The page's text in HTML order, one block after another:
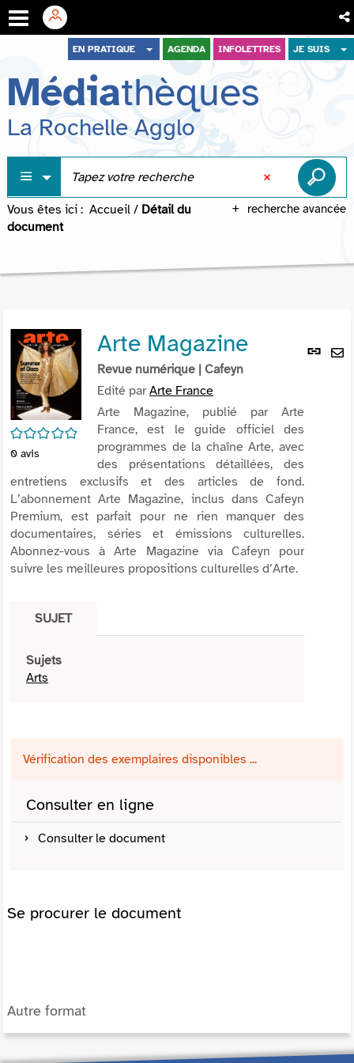
menu
contenu
recherche
EN PRATIQUE AGENDA INFOLETTRES JE SUIS
Médiathèques
La Rochelle Agglo
recherche avancée
Vous êtes ici : Accueil / Détail du
document
Lien
/5
0 avis
Arte Magazine
Revue numérique | Cafeyn
Edité parArte France
Arte Magazine, publié par Arte
France, est le guide officiel des
programmes de la chaîne Arte, avec
des présentations détaillées, des
entretiens exclusifs et des articles de fond.
L’abonnement Arte Magazine, inclus dans Cafeyn
Premium, est parfait pour ne rien manquer des
documentaires, séries et émissions culturelles.
Abonnez-vous à Arte Magazine via Cafeyn pour
suivre les meilleures propositions culturelles d’Arte.
SUJET
Sujets
Arts
Vérification des exemplaires disponibles ...
Consulter en ligne
Consulter le document
Se procurer le document
Autre format